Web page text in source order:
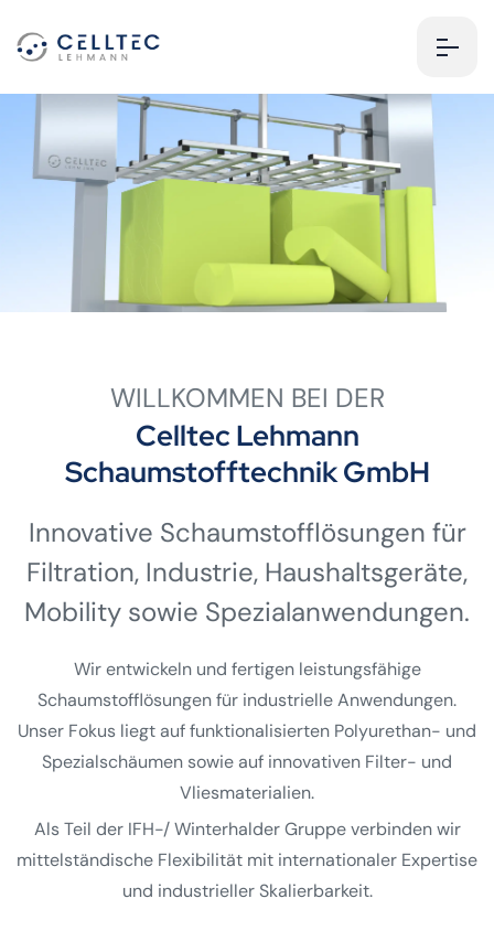
WILLKOMMEN BEI DER
Celltec Lehmann
Schaumstofftechnik GmbH
Innovative Schaumstoff­lösungen für
Filtration, Industrie, Haushalts­geräte,
Mobility sowie Spezial­anwendungen.
Wir entwickeln und fertigen leistungsfähige
Schaumstofflösungen für industrielle Anwendungen.
Unser Fokus liegt auf funktionalisierten Polyurethan- und
Spezialschäumen sowie auf innovativen Filter- und
Vliesmaterialien.
Als Teil der IFH-/ Winterhalder Gruppe verbinden wir
mittelständische Flexibilität mit internationaler Expertise
und industrieller Skalierbarkeit.